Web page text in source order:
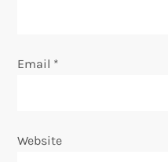
Email *
Website